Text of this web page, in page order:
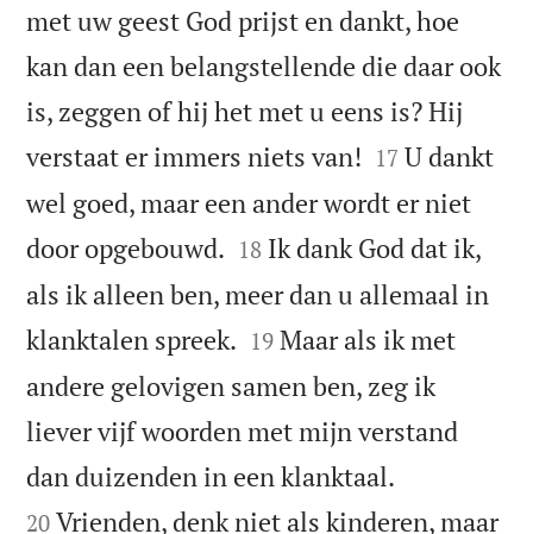
met uw geest God prijst en dankt, hoe
kan dan een belangstellende die daar ook
is, zeggen of hij het met u eens is? Hij
verstaat er immers niets van! 

17 U dankt
wel goed, maar een ander wordt er niet
door opgebouwd. 

18 Ik dank God dat ik,
als ik alleen ben, meer dan u allemaal in
klanktalen spreek. 

19 Maar als ik met
andere gelovigen samen ben, zeg ik
liever vijf woorden met mijn verstand
dan duizenden in een klanktaal.
20 Vrienden, denk niet als kinderen, maar